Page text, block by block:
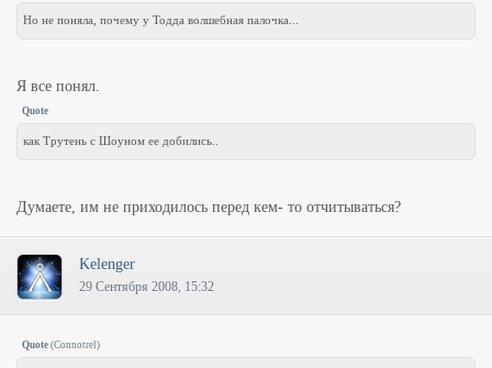
Но не поняла, почему у Тодда волшебная палочка...
Я все понял.
Quote
как Трутень с Шоуном ее добились..
Думаете, им не приходилось перед кем- то отчитываться?
Kelenger
29 Сентября 2008, 15:32
Quote (Connotrel)